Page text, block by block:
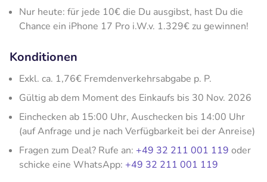
Nur heute: für jede 10€ die Du ausgibst, hast Du die
Chance ein iPhone 17 Pro i.W.v. 1.329€ zu gewinnen!
Konditionen
Exkl. ca. 1,76€ Fremdenverkehrsabgabe p. P.
Gültig ab dem Moment des Einkaufs bis 30 Nov. 2026
Einchecken ab 15:00 Uhr, Auschecken bis 14:00 Uhr
(auf Anfrage und je nach Verfügbarkeit bei der Anreise)
Fragen zum Deal? Rufe an: +49 32 211 001 119 oder
schicke eine WhatsApp: +49 32 211 001 119